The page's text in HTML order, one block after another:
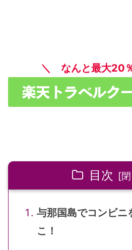
＼ なんと最大20
目次
与那国島でコンビニ
こ！